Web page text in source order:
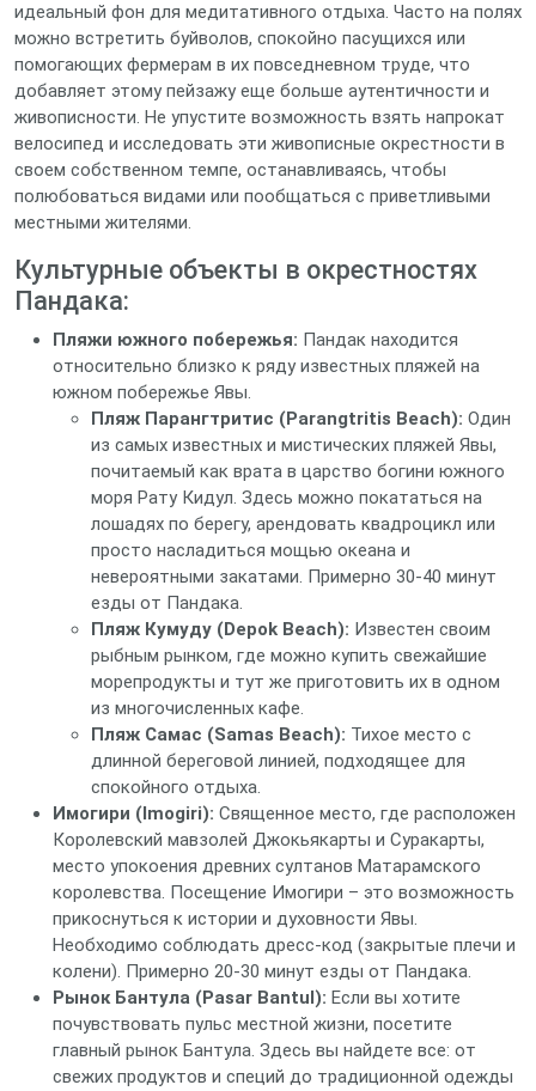
идеальный фон для медитативного отдыха. Часто на полях
можно встретить буйволов, спокойно пасущихся или
помогающих фермерам в их повседневном труде, что
добавляет этому пейзажу еще больше аутентичности и
живописности. Не упустите возможность взять напрокат
велосипед и исследовать эти живописные окрестности в
своем собственном темпе, останавливаясь, чтобы
полюбоваться видами или пообщаться с приветливыми
местными жителями.
Культурные объекты в окрестностях
Пандака:
Пляжи южного побережья: Пандак находится
относительно близко к ряду известных пляжей на
южном побережье Явы.
Пляж Парангтритис (Parangtritis Beach): Один
из самых известных и мистических пляжей Явы,
почитаемый как врата в царство богини южного
моря Рату Кидул. Здесь можно покататься на
лошадях по берегу, арендовать квадроцикл или
просто насладиться мощью океана и
невероятными закатами. Примерно 30-40 минут
езды от Пандака.
Пляж Кумуду (Depok Beach): Известен своим
рыбным рынком, где можно купить свежайшие
морепродукты и тут же приготовить их в одном
из многочисленных кафе.
Пляж Самас (Samas Beach): Тихое место с
длинной береговой линией, подходящее для
спокойного отдыха.
Имогири (Imogiri): Священное место, где расположен
Королевский мавзолей Джокьякарты и Суракарты,
место упокоения древних султанов Матарамского
королевства. Посещение Имогири – это возможность
прикоснуться к истории и духовности Явы.
Необходимо соблюдать дресс-код (закрытые плечи и
колени). Примерно 20-30 минут езды от Пандака.
Рынок Бантула (Pasar Bantul): Если вы хотите
почувствовать пульс местной жизни, посетите
главный рынок Бантула. Здесь вы найдете все: от
свежих продуктов и специй до традиционной одежды